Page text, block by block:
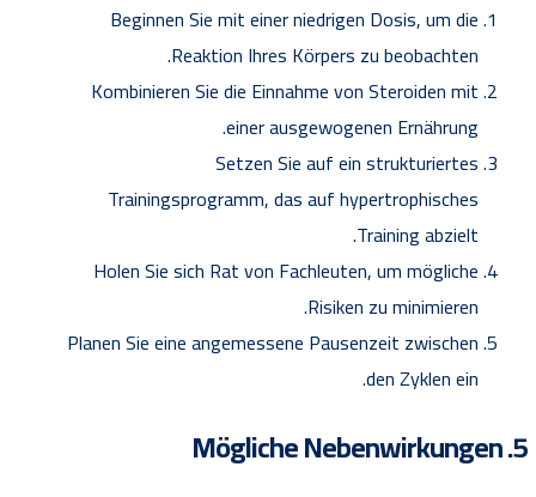
Beginnen Sie mit einer niedrigen Dosis, um die
Reaktion Ihres Körpers zu beobachten.
Kombinieren Sie die Einnahme von Steroiden mit
einer ausgewogenen Ernährung.
Setzen Sie auf ein strukturiertes
Trainingsprogramm, das auf hypertrophisches
Training abzielt.
Holen Sie sich Rat von Fachleuten, um mögliche
Risiken zu minimieren.
Planen Sie eine angemessene Pausenzeit zwischen
den Zyklen ein.
5. Mögliche Nebenwirkungen